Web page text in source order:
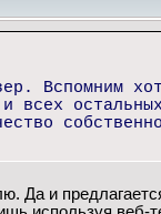
Вспомним
всех
Да и